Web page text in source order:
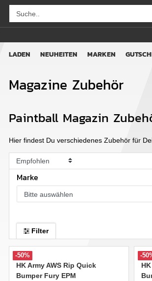
LADEN NEUHEITEN MARKEN
Magazine Zubehör
Paintball Magazin
Hier findest Du verschiedenes Zubehör für
Marke
Bitte auswählen
Filter
-50%
HK Army AWS Rip Quick
Bumper Fury EPM
-